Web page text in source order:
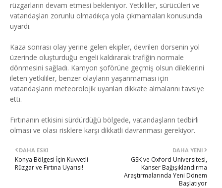
rüzgarların devam etmesi bekleniyor. Yetkililer, sürücüleri ve
vatandaşları zorunlu olmadıkça yola çıkmamaları konusunda
uyardı.
Kaza sonrası olay yerine gelen ekipler, devrilen dorsenin yol
üzerinde oluşturduğu engeli kaldırarak trafiğin normale
dönmesini sağladı. Kamyon şoförüne geçmiş olsun dileklerini
ileten yetkililer, benzer olayların yaşanmaması için
vatandaşların meteorolojik uyarıları dikkate almalarını tavsiye
etti.
Fırtınanın etkisini sürdürdüğü bölgede, vatandaşların tedbirli
olması ve olası risklere karşı dikkatli davranması gerekiyor.
DAHA YENI
GSK ve Oxford Üniversitesi,
Kanser Bağışıklandırma
Araştırmalarında Yeni Dönem
Başlatıyor
DAHA ESKI
Konya Bölgesi İçin Kuvvetli
Rüzgar ve Fırtına Uyarısı!